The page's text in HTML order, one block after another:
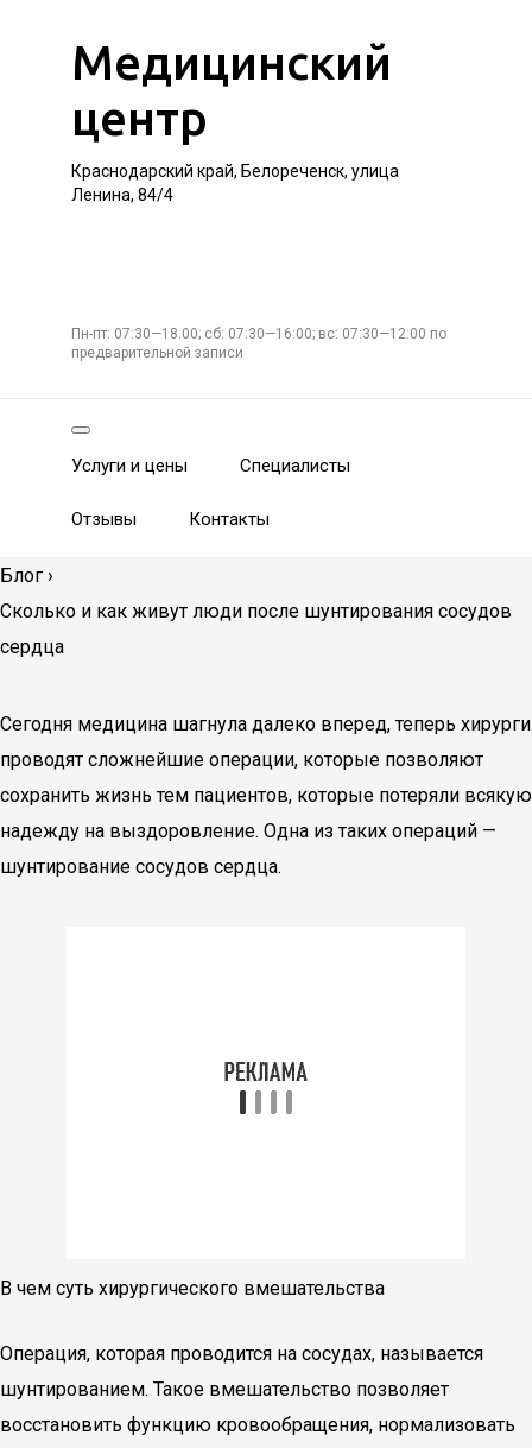
Медицинский
центр
Краснодарский край, Белореченск, улица
Ленина, 84/4
Пн-пт: 07:30—18:00; сб: 07:30—16:00; вс: 07:30—12:00 по
предварительной записи
Услуги и цены Специалисты
Отзывы Контакты
Блог ›
Сколько и как живут люди после шунтирования сосудов
сердца
Сегодня медицина шагнула далеко вперед, теперь хирурги
проводят сложнейшие операции, которые позволяют
сохранить жизнь тем пациентов, которые потеряли всякую
надежду на выздоровление. Одна из таких операций —
шунтирование сосудов сердца.
В чем суть хирургического вмешательства
Операция, которая проводится на сосудах, называется
шунтированием. Такое вмешательство позволяет
восстановить функцию кровообращения, нормализовать